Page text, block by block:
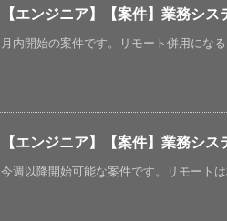
【エンジニア】【案件】業務シス
月内開始の案件です。リモート併用にな
【エンジニア】【案件】業務シス
今週以降開始可能な案件です。リモート